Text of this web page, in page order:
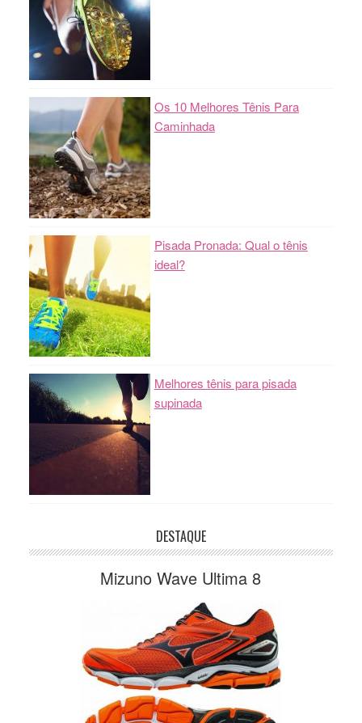
Os 10 Melhores Tênis Para
Caminhada
Pisada Pronada: Qual o tênis
ideal?
Melhores tênis para pisada
supinada
DESTAQUE
Mizuno Wave Ultima 8